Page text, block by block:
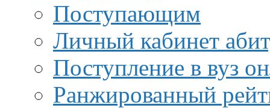
Поступающим
Личный кабинет
Поступление в вуз
Ранжированный